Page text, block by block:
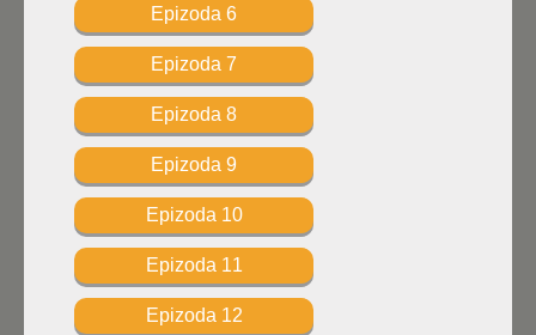
Epizoda 6
Epizoda 7
Epizoda 8
Epizoda 9
Epizoda 10
Epizoda 11
Epizoda 12